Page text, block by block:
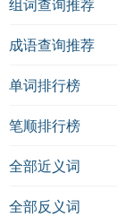
成语查询推荐
单词排行榜
笔顺排行榜
全部近义词
全部反义词